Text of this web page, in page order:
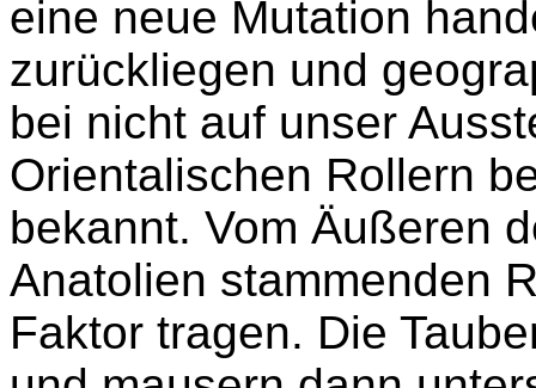
eine neue Mutation
zurückliegen und
bei nicht auf unser
Orientalischen Rollern
bekannt. Vom Äußeren
Anatolien stammenden
Faktor tragen. Die